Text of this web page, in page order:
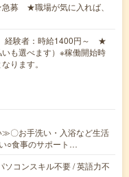
募 ★職場が気に入れば、
経験者：時給1400円～ ★
も選べます）※稼働開始時
ります。
〇お手洗い・入浴など生活
○食事のサポート…
ソコンスキル不要 / 英語力不